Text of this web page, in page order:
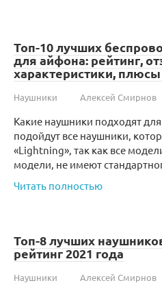
Топ-10 лучших
для айфона: рейтинг,
характеристики,
Наушники Алексей Смирнов
Какие наушники подходят
подойдут все наушники,
«Lightning», так как все
модели, не имеют
Читать полностью
Топ-8 лучших
рейтинг 2021 года
Наушники Алексей Смирнов